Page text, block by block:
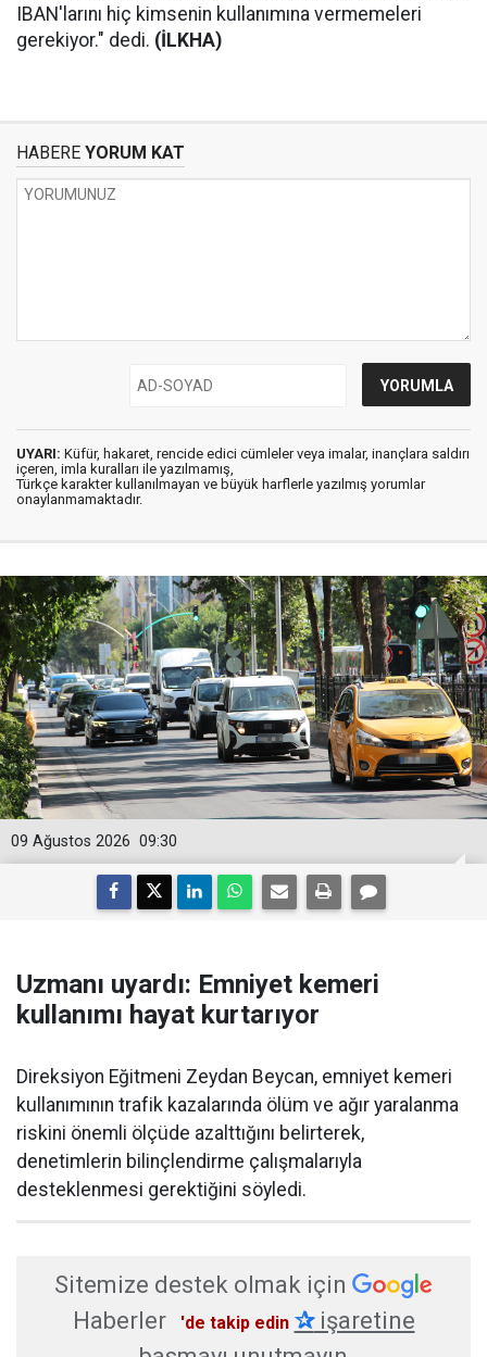
IBAN'larını hiç kimsenin kullanımına vermemeleri
gerekiyor." dedi. (İLKHA)
HABERE YORUM KAT
UYARI: Küfür, hakaret, rencide edici cümleler veya imalar, inançlara saldırı
içeren, imla kuralları ile yazılmamış,
Türkçe karakter kullanılmayan ve büyük harflerle yazılmış yorumlar
onaylanmamaktadır.
09:30
09 Ağustos 2026
Uzmanı uyardı: Emniyet kemeri
kullanımı hayat kurtarıyor
Direksiyon Eğitmeni Zeydan Beycan, emniyet kemeri
kullanımının trafik kazalarında ölüm ve ağır yaralanma
riskini önemli ölçüde azalttığını belirterek,
denetimlerin bilinçlendirme çalışmalarıyla
desteklenmesi gerektiğini söyledi.
Sitemize destek olmak için
Haberler
'de takip edin ✰işaretine